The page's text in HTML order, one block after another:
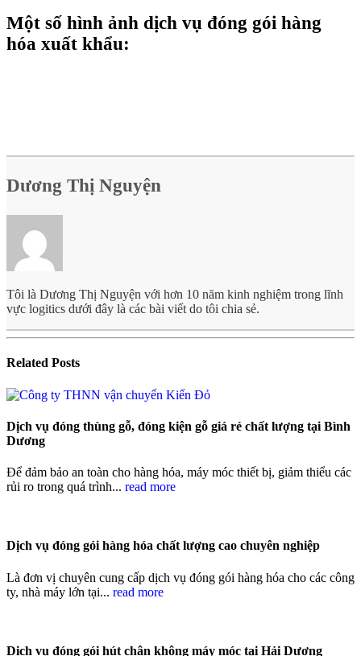
Một số hình ảnh dịch vụ đóng gói hàng
hóa xuất khẩu:
Dương Thị Nguyện
Tôi là Dương Thị Nguyện với hơn 10 năm kinh nghiệm trong lĩnh
vực logitics dưới đây là các bài viết do tôi chia sẻ.
Related Posts
Dịch vụ đóng thùng gỗ, đóng kiện gỗ giá rẻ chất lượng tại Bình
Dương
Để đảm bảo an toàn cho hàng hóa, máy móc thiết bị, giảm thiểu các
rủi ro trong quá trình... read more
Dịch vụ đóng gói hàng hóa chất lượng cao chuyên nghiệp
Là đơn vị chuyên cung cấp dịch vụ đóng gói hàng hóa cho các công
ty, nhà máy lớn tại... read more
Dịch vụ đóng gói hút chân không máy móc tại Hải Dương